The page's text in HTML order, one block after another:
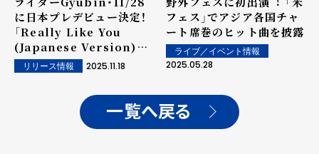
に日本プレデビュー決定！
「Really Like You
(Japanese Version)」
配信リリース！
リリース情報 2025.11.18
フェス」でアジア各国チャ
ート席巻のヒット曲を披露
ライブ／イベント情報
2025.05.28
一覧へ戻る